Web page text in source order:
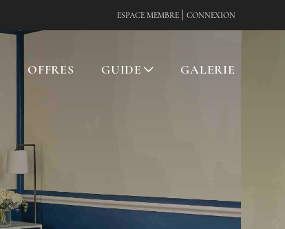
ESPACE MEMBRE CONNEXION
OFFRES GUIDE GALERIE